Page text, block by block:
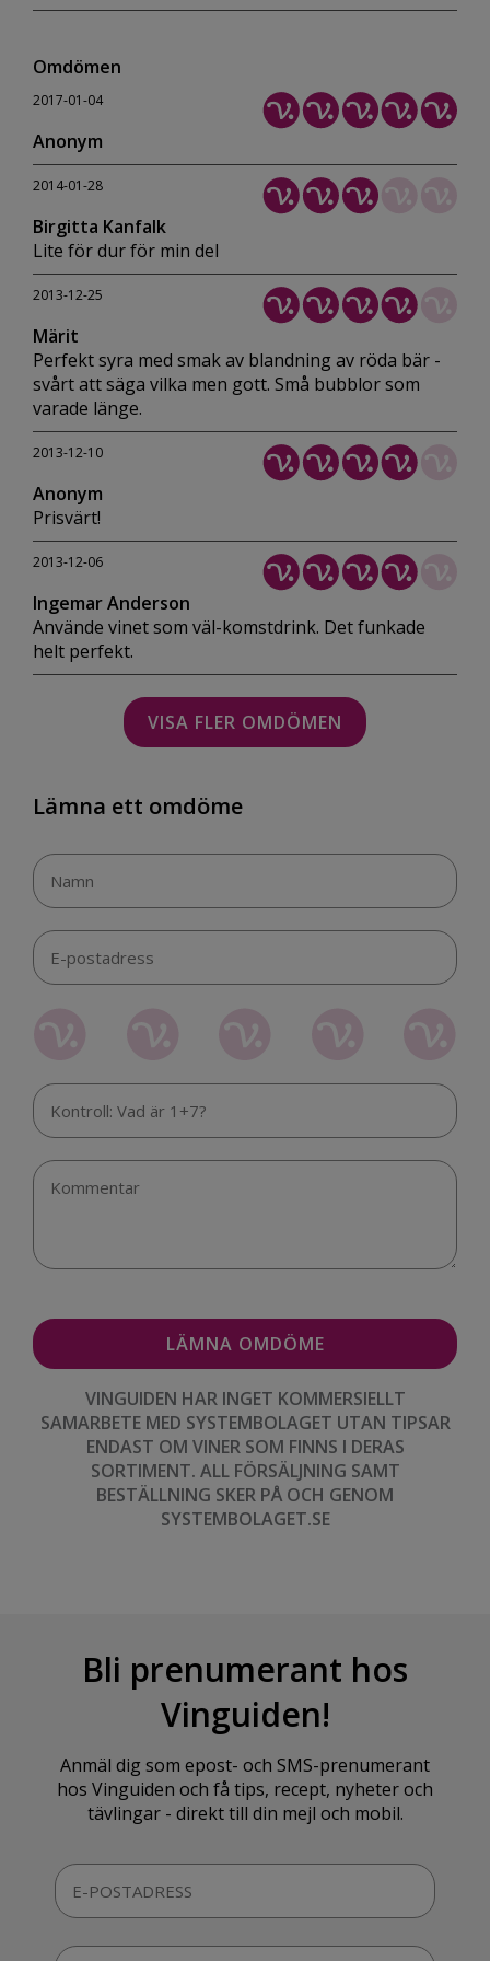
Omdömen
2017-01-04
Anonym
2014-01-28
Birgitta Kanfalk
Lite för dur för min del
2013-12-25
Märit
Perfekt syra med smak av blandning av röda bär -
svårt att säga vilka men gott. Små bubblor som
varade länge.
2013-12-10
Anonym
Prisvärt!
2013-12-06
Ingemar Anderson
Använde vinet som väl-komstdrink. Det funkade
helt perfekt.
VISA FLER OMDÖMEN
Lämna ett omdöme
VINGUIDEN HAR INGET KOMMERSIELLT
SAMARBETE MED SYSTEMBOLAGET UTAN TIPSAR
ENDAST OM VINER SOM FINNS I DERAS
SORTIMENT. ALL FÖRSÄLJNING SAMT
BESTÄLLNING SKER PÅ OCH GENOM
SYSTEMBOLAGET.SE
Bli prenumerant hos
Vinguiden!
Anmäl dig som epost- och SMS-prenumerant
hos Vinguiden och få tips, recept, nyheter och
tävlingar - direkt till din mejl och mobil.